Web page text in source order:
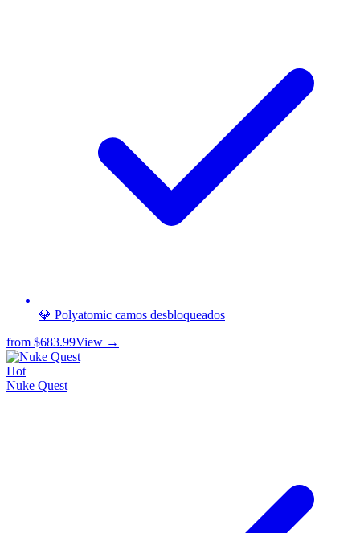
💎 Polyatomic camos desbloqueados
from $683.99View →
Hot
Nuke Quest